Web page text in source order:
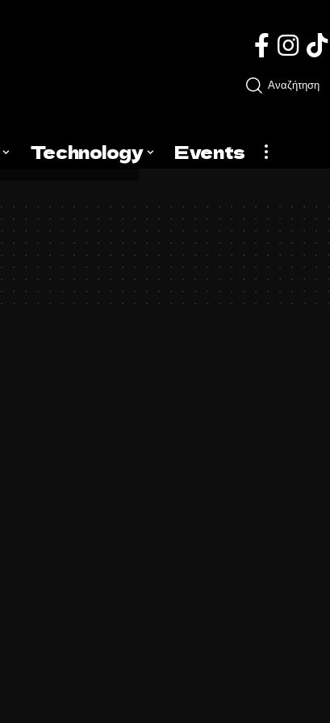
Αναζήτηση
Technology Events